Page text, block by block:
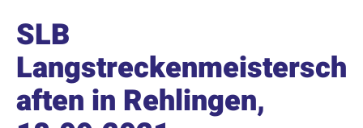
SLB
Langstreckenmeistersch
aften in Rehlingen,